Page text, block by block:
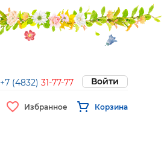
+7 (4832) 31-77-77 Войти
Избранное Корзина